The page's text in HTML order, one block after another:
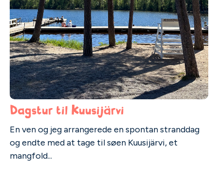
Dagstur til Kuusijärvi
En ven og jeg arrangerede en spontan stranddag
og endte med at tage til søen Kuusijärvi, et
mangfold...